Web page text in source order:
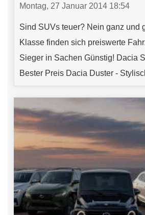
Montag, 27 Januar 2014 18:54
Sind SUVs teuer? Nein ganz und
Klasse finden sich preiswerte
Sieger in Sachen Günstig! Dacia
Bester Preis Dacia Duster -